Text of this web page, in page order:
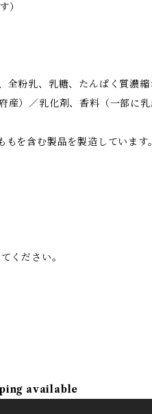
）
全粉乳、乳糖、たんぱく質濃縮
産）／乳化剤、香料（一部に乳
を含む製品を製造しています。
ください。
available